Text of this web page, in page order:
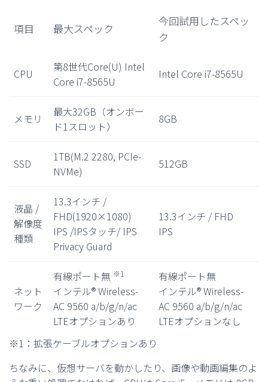
項目 最大スペック
今回試用したスペッ
ク
CPU
第8世代Core(U) Intel
Core i7-8565U
Intel Core i7-8565U
メモリ
最大32GB（オンボー
ド1スロット）
8GB
SSD
1TB(M.2 2280, PCIe-
NVMe)
512GB
液晶 /
解像度
種類
13.3インチ /
FHD(1920×1080)
IPS /IPSタッチ/ IPS
Privacy Guard
13.3インチ / FHD
IPS
ネット
ワーク
有線ポート無 ※1
インテル® Wireless-
AC 9560 a/b/g/n/ac
LTEオプションあり
有線ポート無
インテル® Wireless-
AC 9560 a/b/g/n/ac
LTEオプションなし
※1：拡張ケーブルオプションあり
ちなみに、仮想サーバを動かしたり、画像や動画編集のよ